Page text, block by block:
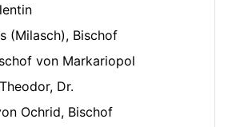
(Milasch), Bischof
von Markariopol
Dr.
Ochrid, Bischof